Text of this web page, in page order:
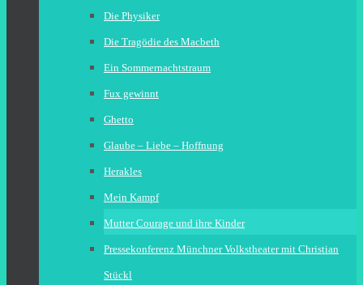
Die Physiker
Die Tragödie des Macbeth
Ein Sommernachtstraum
Fux gewinnt
Ghetto
Glaube – Liebe – Hoffnung
Herakles
Mein Kampf
Mutter Courage und ihre Kinder
Pressekonferenz Münchner Volkstheater mit Christian
Stückl